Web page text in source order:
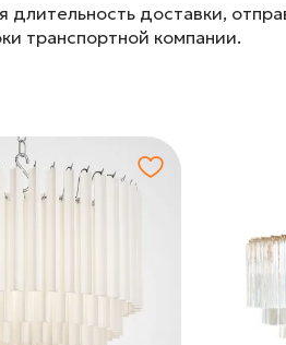
длительность доставки,
транспортной компании.